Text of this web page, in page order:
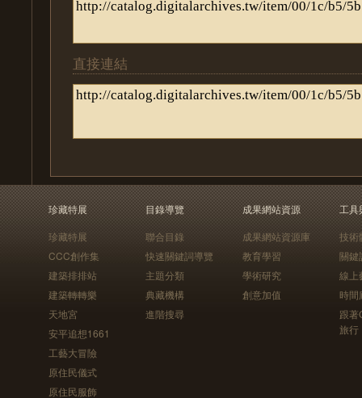
直接連結
珍藏特展
珍藏特展
CCC創作集
建築排排站
建築轉轉樂
天地宮
安平追想1661
工藝大冒險
原住民儀式
原住民服飾
目錄導覽
聯合目錄
快速關鍵詞導覽
主題分類
典藏機構
進階搜尋
成果網站資源
成果網站資源庫
教育學習
學術研究
創意加值
工具
技術
關鍵
線上
時間
跟
旅行